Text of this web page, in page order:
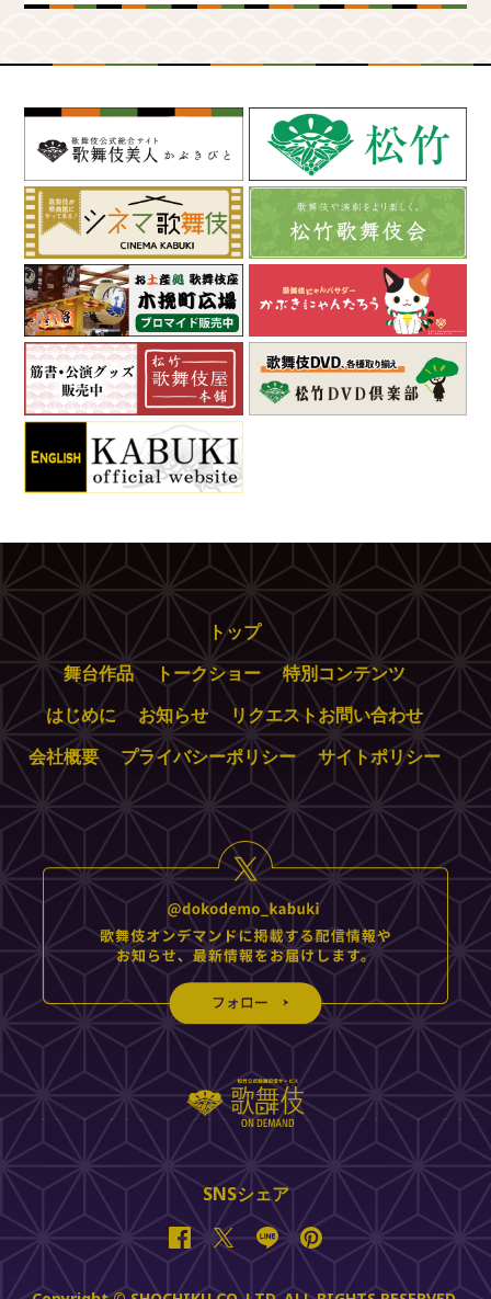
トップ
舞台作品
トークショー
特別コンテンツ
はじめに
お知らせ
リクエストお問い合わせ
会社概要
プライバシーポリシー サイトポリシー
SNSシェア
FacebookTwitterLine